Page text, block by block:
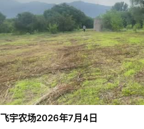
飞宇农场2026年7月4日